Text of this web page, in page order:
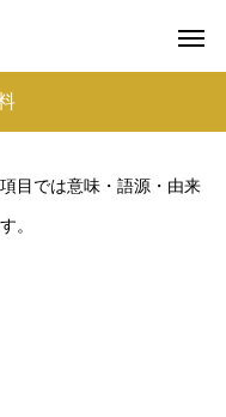
目では意味・語源・由来
。